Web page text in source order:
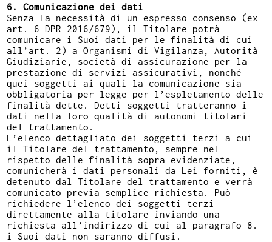
6. Comunicazione dei dati
Senza la necessità di un espresso consenso (ex
art. 6 DPR 2016/679), il Titolare potrà
comunicare i Suoi dati per le finalità di cui
all’art. 2) a Organismi di Vigilanza, Autorità
Giudiziarie, società di assicurazione per la
prestazione di servizi assicurativi, nonché
quei soggetti ai quali la comunicazione sia
obbligatoria per legge per l’espletamento delle
finalità dette. Detti soggetti tratteranno i
dati nella loro qualità di autonomi titolari
del trattamento.
L’elenco dettagliato dei soggetti terzi a cui
il Titolare del trattamento, sempre nel
rispetto delle finalità sopra evidenziate,
comunicherà i dati personali da Lei forniti, è
detenuto dal Titolare del trattamento e verrà
comunicato previa semplice richiesta. Può
richiedere l’elenco dei soggetti terzi
direttamente alla titolare inviando una
richiesta all’indirizzo di cui al paragrafo 8.
i Suoi dati non saranno diffusi.